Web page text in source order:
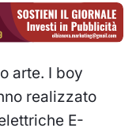
arte. I boy
realizzato
E-